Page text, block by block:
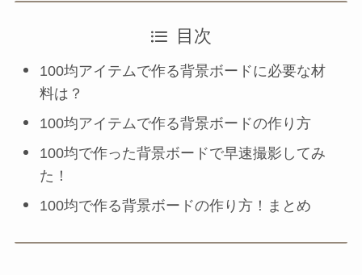
目次
100均アイテムで作る背景ボードに必要な材
料は？
100均アイテムで作る背景ボードの作り方
100均で作った背景ボードで早速撮影してみ
た！
100均で作る背景ボードの作り方！まとめ